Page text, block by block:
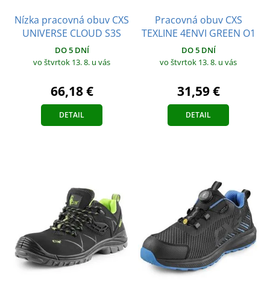
Nízka pracovná obuv CXS
UNIVERSE CLOUD S3S
DO 5 DNÍ
vo štvrtok 13. 8. u vás
66,18 €
DETAIL
Pracovná obuv CXS
TEXLINE 4ENVI GREEN O1
DO 5 DNÍ
vo štvrtok 13. 8. u vás
31,59 €
DETAIL